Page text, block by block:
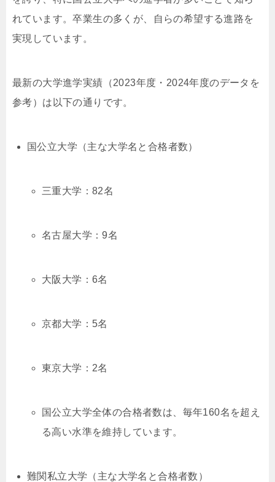
れています。卒業生の多くが、自らの希望する進路を
実現しています。
最新の大学進学実績（2023年度・2024年度のデータを
参考）は以下の通りです。
国公立大学（主な大学名と合格者数）
三重大学：82名
名古屋大学：9名
大阪大学：6名
京都大学：5名
東京大学：2名
国公立大学全体の合格者数は、毎年160名を超え
る高い水準を維持しています。
難関私立大学（主な大学名と合格者数）